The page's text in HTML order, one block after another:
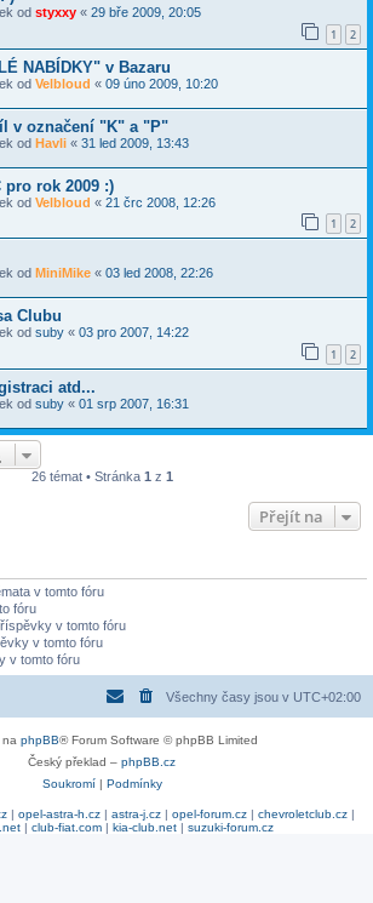
od styxxy « 29 bře 2009, 20:05
1 2
NABÍDKY" v Bazaru
od Velbloud « 09 úno 2009, 10:20
v označení "K" a "P"
od Havli « 31 led 2009, 13:43
pro rok 2009 :)
od Velbloud « 21 črc 2008, 12:26
1 2
od MiniMike « 03 led 2008, 22:26
Clubu
od suby « 03 pro 2007, 14:22
1 2
atd...
od suby « 01 srp 2007, 16:31
26 témat • Stránka 1 z 1
Přejít na
v tomto fóru
fóru
v tomto fóru
v tomto fóru
v tomto fóru
Všechny časy jsou v UTC+02:00
phpBB® Forum Software © phpBB Limited
Český překlad – phpBB.cz
Soukromí| Podmínky
| opel-astra-h.cz | astra-j.cz | opel-forum.cz | chevroletclub.cz |
| club-fiat.com| kia-club.net| suzuki-forum.cz